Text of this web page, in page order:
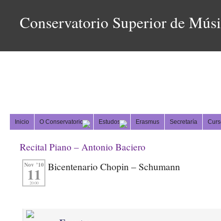
Conservatorio Superior de
Inicio O Conservatorio Estudos Erasmus Secretaría
Recital Piano – Antonio Baciero
Nov ’10
11
20:00
Bicentenario Chopin – Schumann